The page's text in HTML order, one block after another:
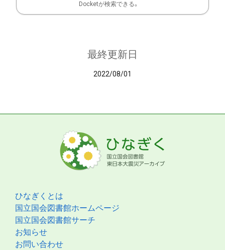
Docketが検索できる。
最終更新日
2022/08/01
ひなぎくとは
国立国会図書館ホームページ
国立国会図書館サーチ
お知らせ
お問い合わせ